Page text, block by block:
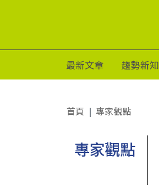
最新文章 趨勢新知
首頁 專家觀點
專家觀點